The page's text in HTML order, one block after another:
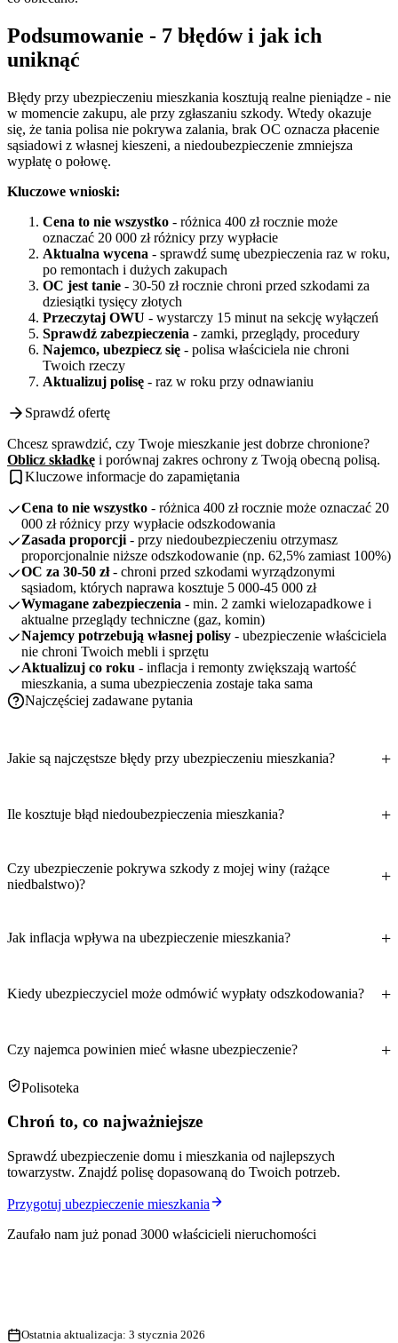
Podsumowanie - 7 błędów i jak ich
uniknąć
Błędy przy ubezpieczeniu mieszkania kosztują realne pieniądze - nie
w momencie zakupu, ale przy zgłaszaniu szkody. Wtedy okazuje
się, że tania polisa nie pokrywa zalania, brak OC oznacza płacenie
sąsiadowi z własnej kieszeni, a niedoubezpieczenie zmniejsza
wypłatę o połowę.
Kluczowe wnioski:
Cena to nie wszystko - różnica 400 zł rocznie może
oznaczać 20 000 zł różnicy przy wypłacie
Aktualna wycena - sprawdź sumę ubezpieczenia raz w roku,
po remontach i dużych zakupach
OC jest tanie - 30-50 zł rocznie chroni przed szkodami za
dziesiątki tysięcy złotych
Przeczytaj OWU - wystarczy 15 minut na sekcję wyłączeń
Sprawdź zabezpieczenia - zamki, przeglądy, procedury
Najemco, ubezpiecz się - polisa właściciela nie chroni
Twoich rzeczy
Aktualizuj polisę - raz w roku przy odnawianiu
Sprawdź ofertę
Chcesz sprawdzić, czy Twoje mieszkanie jest dobrze chronione?
Oblicz składkę i porównaj zakres ochrony z Twoją obecną polisą.
Kluczowe informacje do zapamiętania
Cena to nie wszystko - różnica 400 zł rocznie może oznaczać 20
000 zł różnicy przy wypłacie odszkodowania
Zasada proporcji - przy niedoubezpieczeniu otrzymasz
proporcjonalnie niższe odszkodowanie (np. 62,5% zamiast 100%)
OC za 30-50 zł- chroni przed szkodami wyrządzonymi
sąsiadom, których naprawa kosztuje 5 000-45 000 zł
Wymagane zabezpieczenia - min. 2 zamki wielozapadkowe i
aktualne przeglądy techniczne (gaz, komin)
Najemcy potrzebują własnej polisy - ubezpieczenie właściciela
nie chroni Twoich mebli i sprzętu
Aktualizuj co roku - inflacja i remonty zwiększają wartość
mieszkania, a suma ubezpieczenia zostaje taka sama
Najczęściej zadawane pytania
Jakie są najczęstsze błędy przy ubezpieczeniu mieszkania?
Ile kosztuje błąd niedoubezpieczenia mieszkania?
Czy ubezpieczenie pokrywa szkody z mojej winy (rażące
niedbalstwo)?
Jak inflacja wpływa na ubezpieczenie mieszkania?
Kiedy ubezpieczyciel może odmówić wypłaty odszkodowania?
Czy najemca powinien mieć własne ubezpieczenie?
Polisoteka
Chroń to, co najważniejsze
Sprawdź ubezpieczenie domu i mieszkania od najlepszych
towarzystw. Znajdź polisę dopasowaną do Twoich potrzeb.
Przygotuj ubezpieczenie mieszkania
Zaufało nam już ponad 3000 właścicieli nieruchomości
Ostatnia aktualizacja: 3 stycznia 2026